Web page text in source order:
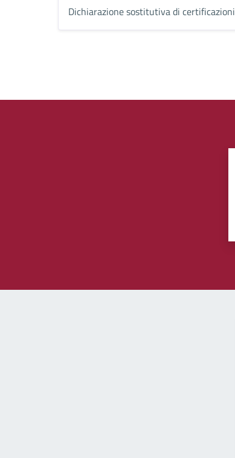
Dichiarazione sostitutiva di certificazioni